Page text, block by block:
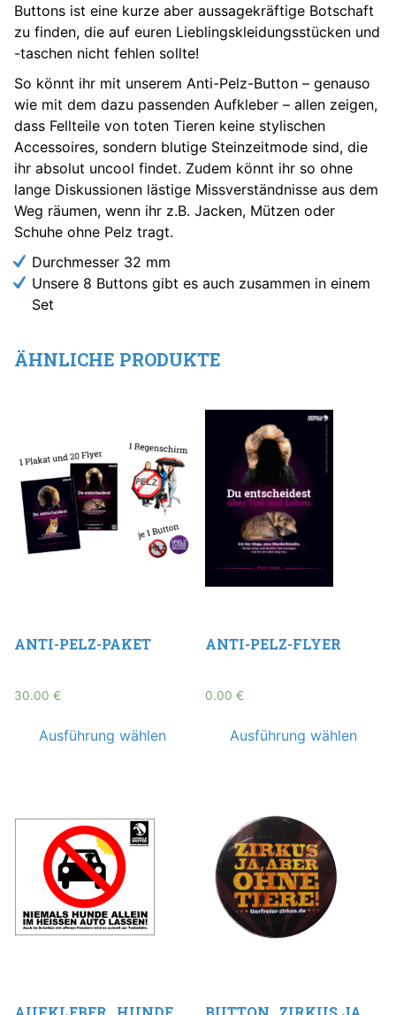
Buttons ist eine kurze aber aussagekräftige Botschaft
zu finden, die auf euren Lieblingskleidungsstücken und
-taschen nicht fehlen sollte!
So könnt ihr mit unserem Anti-Pelz-Button – genauso
wie mit dem dazu passenden Aufkleber – allen zeigen,
dass Fellteile von toten Tieren keine stylischen
Accessoires, sondern blutige Steinzeitmode sind, die
ihr absolut uncool findet. Zudem könnt ihr so ohne
lange Diskussionen lästige Missverständnisse aus dem
Weg räumen, wenn ihr z.B. Jacken, Mützen oder
Schuhe ohne Pelz tragt.
Durchmesser 32 mm
Unsere 8 Buttons gibt es auch zusammen in einem
Set
ÄHNLICHE PRODUKTE
ANTI-PELZ-PAKET
30.00 €
Ausführung wählen
ANTI-PELZ-FLYER
0.00€
Ausführung wählen